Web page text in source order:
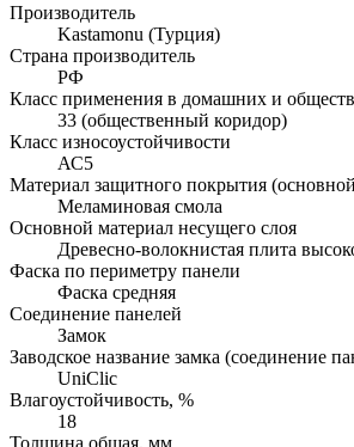
Производитель
Kastamonu (Турция)
Страна производитель
РФ
Класс применения в домашних и
33 (общественный коридор)
Класс износоустойчивости
АС5
Материал защитного покрытия
Меламиновая смола
Основной материал несущего слоя
Древесно-волокнистая плита
Фаска по периметру панели
Фаска средняя
Соединение панелей
Замок
Заводское название замка (соединение
UniClic
Влагоустойчивость, %
18
Толщина общая, мм